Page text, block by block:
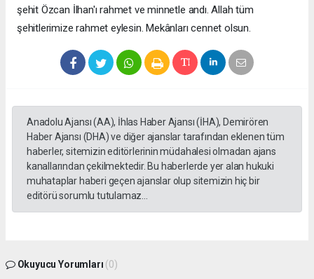
şehit Özcan İlhan'ı rahmet ve minnetle andı. Allah tüm
şehitlerimize rahmet eylesin. Mekânları cennet olsun.
Anadolu Ajansı (AA), İhlas Haber Ajansı (İHA), Demirören
Haber Ajansı (DHA) ve diğer ajanslar tarafından eklenen tüm
haberler, sitemizin editörlerinin müdahalesi olmadan ajans
kanallarından çekilmektedir. Bu haberlerde yer alan hukuki
muhataplar haberi geçen ajanslar olup sitemizin hiç bir
editörü sorumlu tutulamaz...
Okuyucu Yorumları (0)